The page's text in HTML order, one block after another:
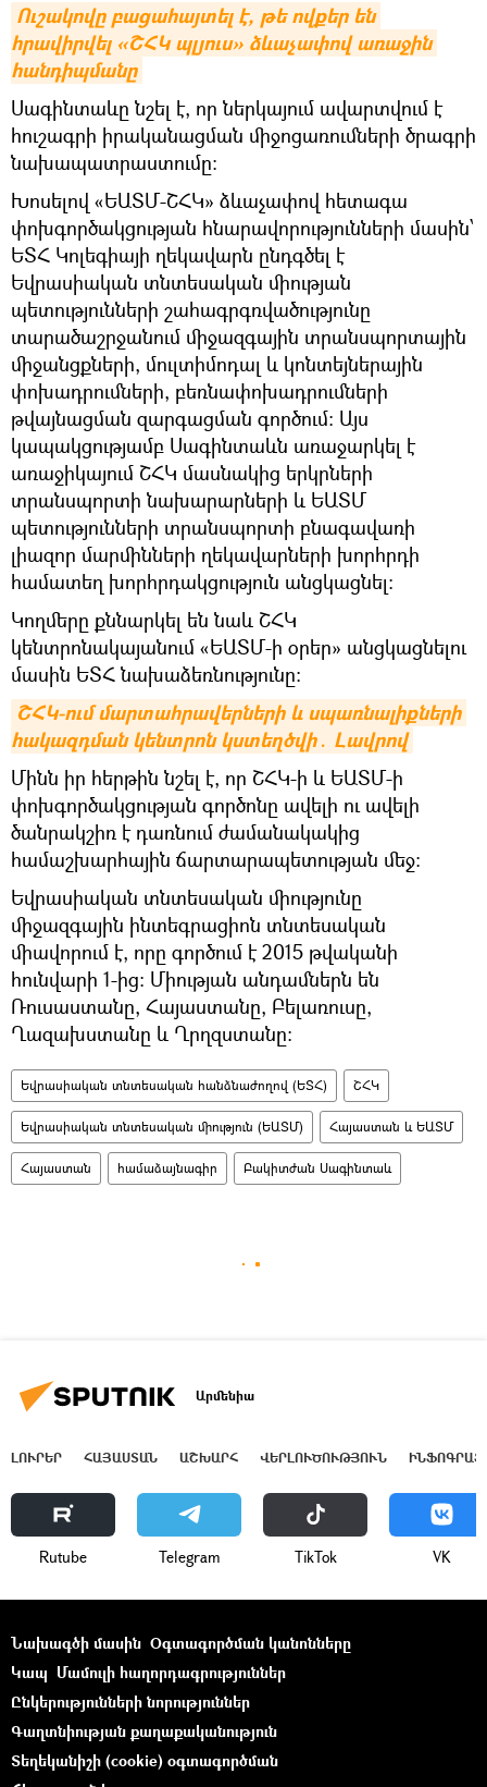
Ուշակովը բացահայտել է, թե ովքեր են
հրավիրվել «ՇՀԿ պլյուս» ձևաչափով առաջին
հանդիպմանը
Սագինտաևը նշել է, որ ներկայում ավարտվում է
հուշագրի իրականացման միջոցառումների ծրագրի
նախապատրաստումը:
Խոսելով «ԵԱՏՄ-ՇՀԿ» ձևաչափով հետագա
փոխգործակցության հնարավորությունների մասին՝
ԵՏՀ Կոլեգիայի ղեկավարն ընդգծել է
Եվրասիական տնտեսական միության
պետությունների շահագրգռվածությունը
տարածաշրջանում միջազգային տրանսպորտային
միջանցքների, մուլտիմոդալ և կոնտեյներային
փոխադրումների, բեռնափոխադրումների
թվայնացման զարգացման գործում: Այս
կապակցությամբ Սագինտաևն առաջարկել է
առաջիկայում ՇՀԿ մասնակից երկրների
տրանսպորտի նախարարների և ԵԱՏՄ
պետությունների տրանսպորտի բնագավառի
լիազոր մարմինների ղեկավարների խորհրդի
համատեղ խորհրդակցություն անցկացնել:
Կողմերը քննարկել են նաև ՇՀԿ
կենտրոնակայանում «ԵԱՏՄ-ի օրեր» անցկացնելու
մասին ԵՏՀ նախաձեռնությունը:
ՇՀԿ-ում մարտահրավերների և սպառնալիքների
հակազդման կենտրոն կստեղծվի․ Լավրով
Մինն իր հերթին նշել է, որ ՇՀԿ-ի և ԵԱՏՄ-ի
փոխգործակցության գործոնը ավելի ու ավելի
ծանրակշիռ է դառնում ժամանակակից
համաշխարհային ճարտարապետության մեջ:
Եվրասիական տնտեսական միությունը
միջազգային ինտեգրացիոն տնտեսական
միավորում է, որը գործում է 2015 թվականի
հունվարի 1-ից: Միության անդամներն են
Ռուսաստանը, Հայաստանը, Բելառուսը,
Ղազախստանը և Ղրղզստանը:
Եվրասիական տնտեսական հանձնաժողով (ԵՏՀ) ՇՀԿ
Եվրասիական տնտեսական միություն (ԵԱՏՄ) Հայաստան և ԵԱՏՄ
Հայաստան համաձայնագիր Բակիտժան Սագինտաև
Արմենիա
ԼՈՒՐԵՐ ՀԱՅԱՍՏԱՆ ԱՇԽԱՐՀ ՎԵՐԼՈՒԾՈՒԹՅՈՒՆ
Rutube Telegram ТikТоk VK
Նախագծի մասին Օգտագործման կանոնները
Կապ Մամուլի հաղորդագրություններ
Ընկերությունների նորություններ
Գաղտնիության քաղաքականություն
Տեղեկանիշի (cookie) օգտագործման